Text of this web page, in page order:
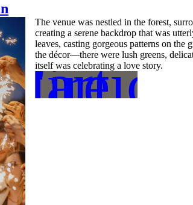
The venue was nestled in the forest,
creating a serene backdrop that was
leaves, casting gorgeous patterns on
the décor—there were lush greens,
itself was celebrating a love story.
lire